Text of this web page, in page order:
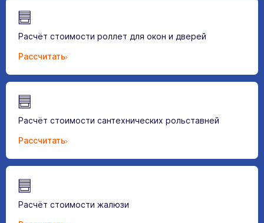
Расчёт стоимости роллет для окон и дверей
Рассчитать
Расчёт стоимости сантехнических рольставней
Рассчитать
Расчёт стоимости жалюзи